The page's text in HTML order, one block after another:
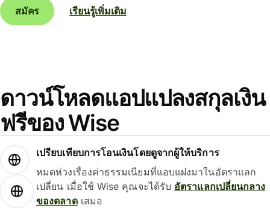
สมัคร เรียนรู้เพิ่มเติม
ดาวน์โหลดแอปแปลงสกุลเงิน
ฟรีของ Wise
เปรียบเทียบการโอนเงินโดยดูจากผู้ให้บริการ
หมดห่วงเรื่องค่าธรรมเนียมที่แอบแฝงมาในอัตราแลก
เปลี่ยน เมื่อใช้ Wise คุณจะได้รับ อัตราแลกเปลี่ยนกลาง
ของตลาดเสมอ